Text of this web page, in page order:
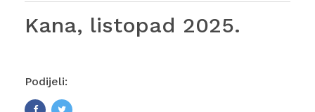
Kana, listopad 2025.
Podijeli: